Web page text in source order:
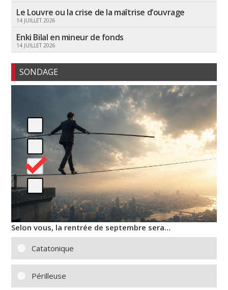
Le Louvre ou la crise de la maîtrise d’ouvrage
14 JUILLET 2026
Enki Bilal en mineur de fonds
14 JUILLET 2026
SONDAGE
Selon vous, la rentrée de septembre sera…
Catatonique
Périlleuse